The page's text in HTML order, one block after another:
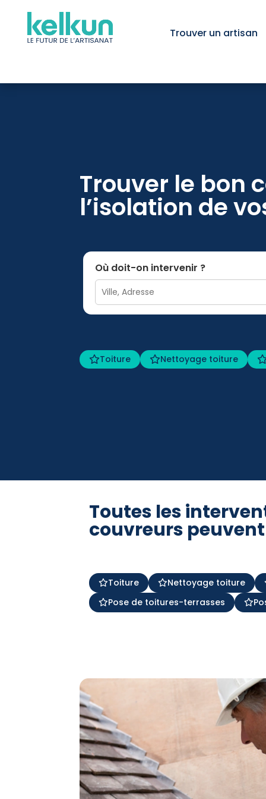
Trouver un artisan
Trouver le bon
l’isolation de
Où doit-on intervenir ?
Toiture Nettoyage toiture
Toutes les
couvreurs
Toiture
Nettoyage toiture
Pose de toitures-terrasses